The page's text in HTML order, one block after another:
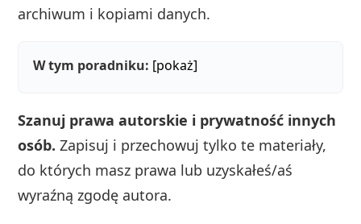
archiwum i kopiami danych.
W tym poradniku: [pokaż]
Szanuj prawa autorskie i prywatność innych
osób. Zapisuj i przechowuj tylko te materiały,
do których masz prawa lub uzyskałeś/aś
wyraźną zgodę autora.